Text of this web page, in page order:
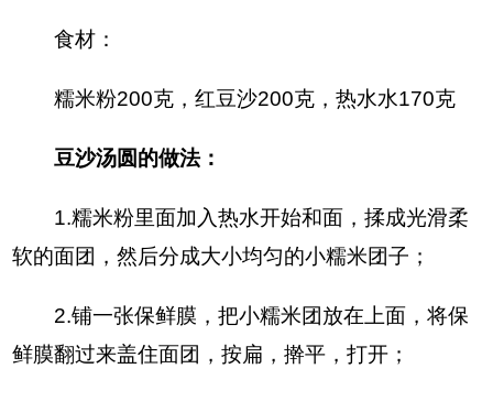
食材：
糯米粉200克，红豆沙200克，热水水170克
豆沙汤圆的做法：
1.糯米粉里面加入热水开始和面，揉成光滑柔
软的面团，然后分成大小均匀的小糯米团子；
2.铺一张保鲜膜，把小糯米团放在上面，将保
鲜膜翻过来盖住面团，按扁，擀平，打开；